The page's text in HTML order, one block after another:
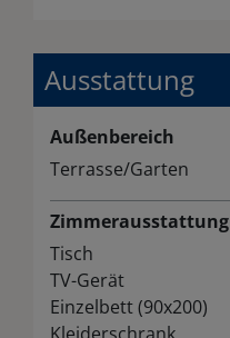
Ausstattung
Außenbereich
Terrasse/Garten
Zimmerausstattung
Tisch
TV-Gerät
Einzelbett (90x200)